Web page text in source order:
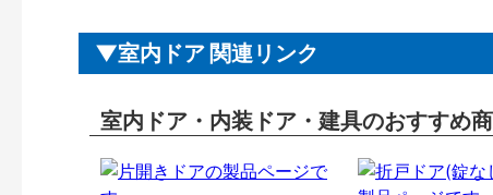
室内ドア 関連リンク
室内ドア・内装ドア・建具のおすすめ